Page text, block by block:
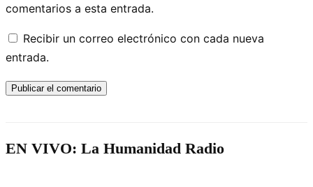
comentarios a esta entrada.
Recibir un correo electrónico con cada nueva
entrada.
EN VIVO: La Humanidad Radio